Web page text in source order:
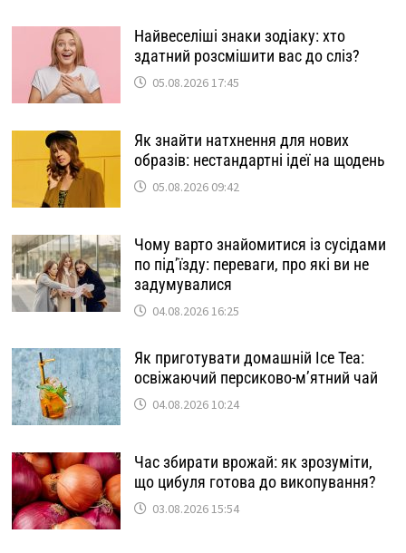
Найвеселіші знаки зодіаку: хто
здатний розсмішити вас до сліз?
05.08.2026 17:45
Як знайти натхнення для нових
образів: нестандартні ідеї на щодень
05.08.2026 09:42
Чому варто знайомитися із сусідами
по під’їзду: переваги, про які ви не
задумувалися
04.08.2026 16:25
Як приготувати домашній Ice Tea:
освіжаючий персиково-м’ятний чай
04.08.2026 10:24
Час збирати врожай: як зрозуміти,
що цибуля готова до викопування?
03.08.2026 15:54